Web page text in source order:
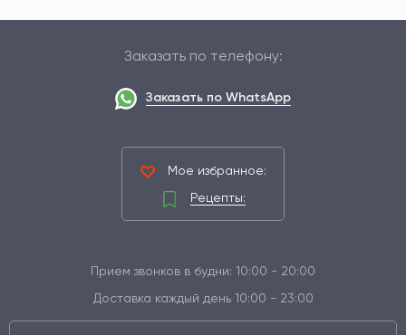
Заказать по телефону:
Заказать по WhatsApp
Мое избранное:
Рецепты:
Прием звонков в будни: 10:00 - 20:00
Доставка каждый день 10:00 - 23:00